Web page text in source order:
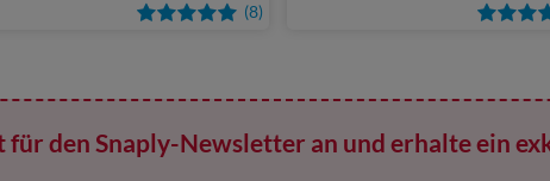
(8)
den Snaply-Newsletter an und erhalte ein